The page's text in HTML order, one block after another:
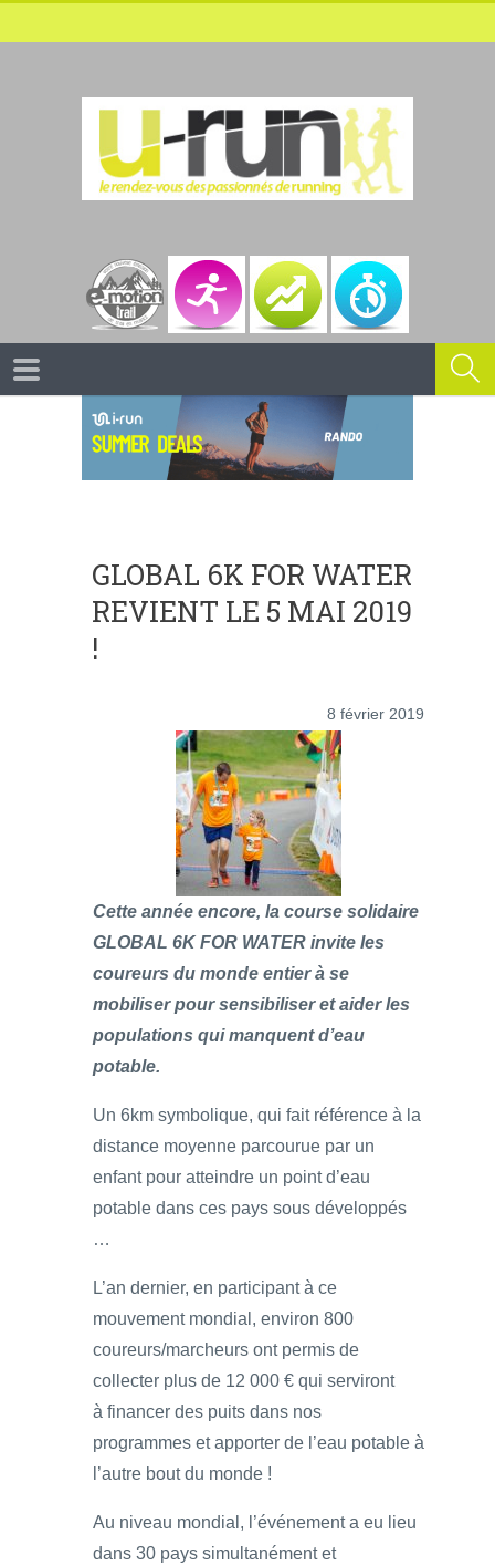
GLOBAL 6K FOR WATER
REVIENT LE 5 MAI 2019
!
8 février 2019
Cette année encore, la course solidaire
GLOBAL 6K FOR WATER invite les
coureurs du monde entier à se
mobiliser pour sensibiliser et aider les
populations qui manquent d’eau
potable.
Un 6km symbolique, qui fait référence à la
distance moyenne parcourue par un
enfant pour atteindre un point d’eau
potable dans ces pays sous développés
…
L’an dernier, en participant à ce
mouvement mondial, environ 800
coureurs/marcheurs ont permis de
collecter plus de 12 000 € qui serviront
à financer des puits dans nos
programmes et apporter de l’eau potable à
l’autre bout du monde !
Au niveau mondial, l’événement a eu lieu
dans 30 pays simultanément et